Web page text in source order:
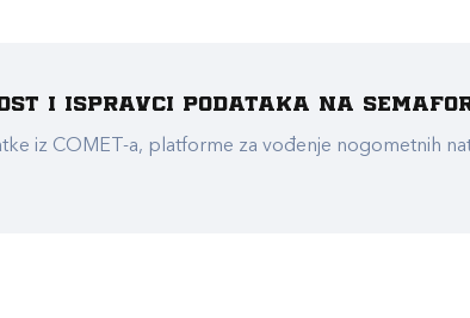
i ispravci podataka na
iz COMET-a, platforme za vođenje nogometnih